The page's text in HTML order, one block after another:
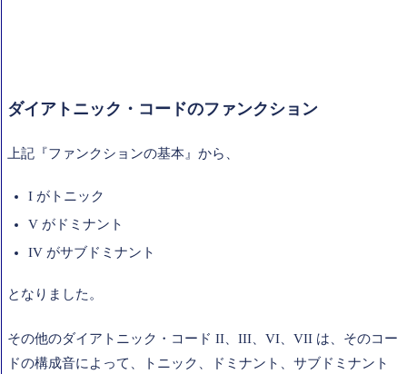
ダイアトニック・コードのファンクション
上記『ファンクションの基本』から、
I がトニック
V がドミナント
IV がサブドミナント
となりました。
その他のダイアトニック・コード II、III、VI、VII は、そのコー
ドの構成音によって、トニック、ドミナント、サブドミナント